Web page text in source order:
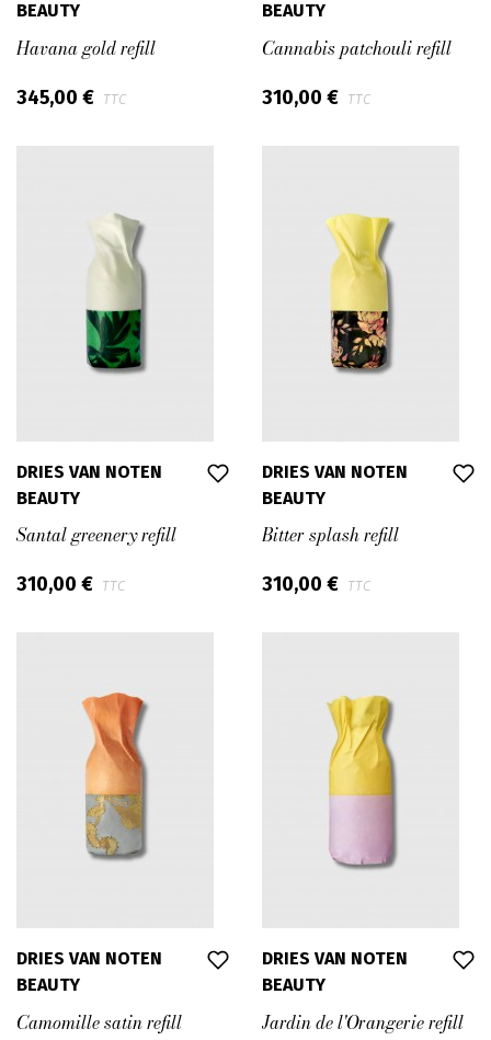
BEAUTY
Havana gold refill
345,00 € TTC
BEAUTY
Cannabis patchouli refill
310,00 € TTC
DRIES VAN NOTEN
BEAUTY
Santal greenery refill
310,00 € TTC
DRIES VAN NOTEN
BEAUTY
Bitter splash refill
310,00 € TTC
DRIES VAN NOTEN
BEAUTY
Camomille satin refill
DRIES VAN NOTEN
BEAUTY
Jardin de l'Orangerie refill